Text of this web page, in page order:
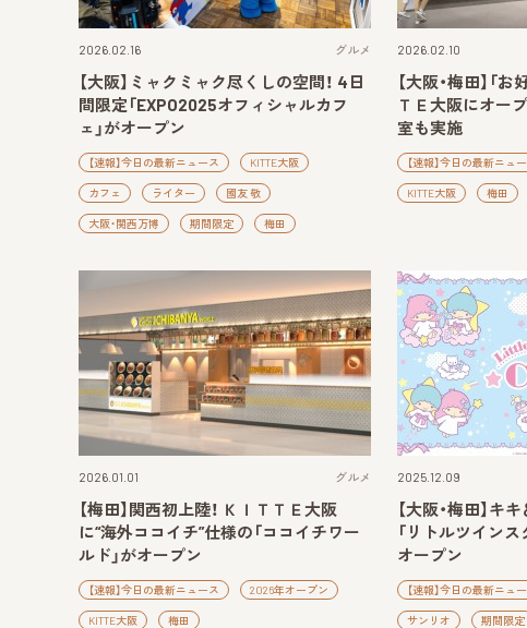
2026.02.16 グルメ
【大阪】ミャクミャク尽くしの空間！ 4日
間限定「EXPO2025オフィシャルカフ
ェ」がオープン
【速報】今日の最新ニュース KITTE大阪
カフェ ライター 國友 敬
大阪・関西万博 期間限定 梅田
2026.02.10
【大阪・梅田】「
ＴＥ大阪にオー
室も実施
【速報】今日の最新ニュ
KITTE大阪 梅田
2026.01.01 グルメ
【梅田】関西初上陸！ ＫＩＴＴＥ大阪
に“海外ココイチ”仕様の「ココイチワー
ルド」がオープン
【速報】今日の最新ニュース 2026年オープン
KITTE大阪 梅田
2025.12.09
【大阪・梅田】キ
「リトルツイン
オープン
【速報】今日の最新ニュ
サンリオ 期間限定